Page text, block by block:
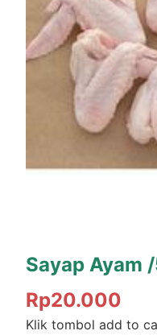
Sayap Ayam
Rp20.000
Klik tombol add to